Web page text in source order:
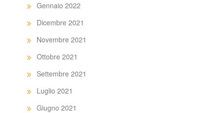
Gennaio 2022
Dicembre 2021
Novembre 2021
Ottobre 2021
Settembre 2021
Luglio 2021
Giugno 2021